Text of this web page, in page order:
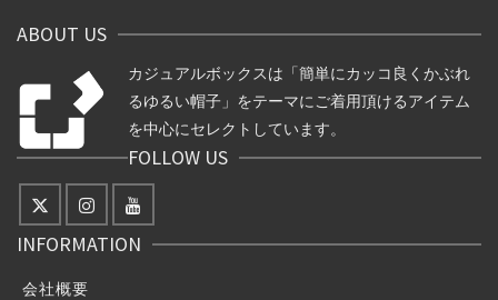
ABOUT US
カジュアルボックスは「簡単にカッコ良くかぶれ
るゆるい帽子」をテーマにご着用頂けるアイテム
を中心にセレクトしています。
FOLLOW US
INFORMATION
会社概要